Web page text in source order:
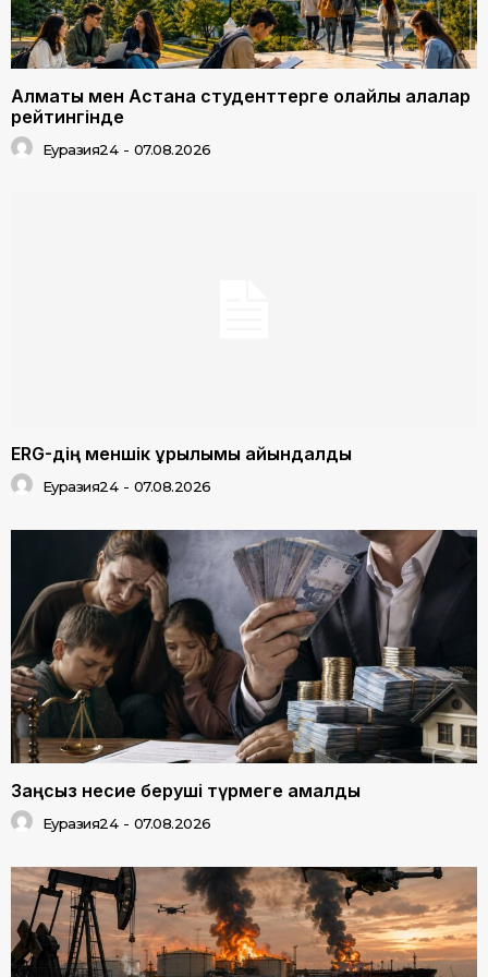
Алматы мен Астана студенттерге қолайлы қалалар
рейтингінде
Еуразия24 - 07.08.2026
ERG-дің меншік құрылымы айқындалды
Еуразия24 - 07.08.2026
Заңсыз несие беруші түрмеге қамалды
Еуразия24 - 07.08.2026